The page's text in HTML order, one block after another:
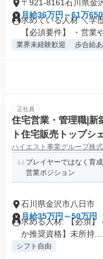
〒921-8161石川県金
月給36万円～61万
求めている人材 ＼学
【必須要件】 ・営業
業界未経験歓迎 歩合給あ
正社員
住宅営業・管理職|新
ト住宅販売トップシ
ハイエスト事業グループ株
プレイヤーではなく育
営業ポジション
石川県金沢市八日市
月給35万円～50万円
求める人材: 【必須】
か推奨資格】未所持...
シフト自由